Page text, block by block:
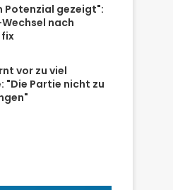
Potenzial gezeigt":
nach
fix
vor zu viel
"Die Partie nicht zu